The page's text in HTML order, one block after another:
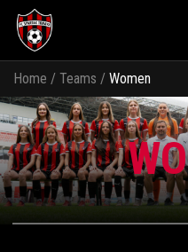
Home / Teams / Women